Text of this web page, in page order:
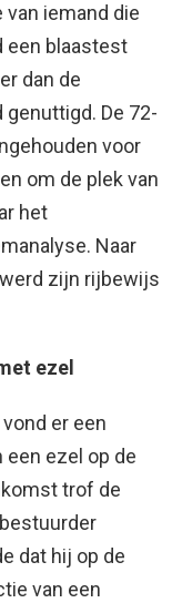
iemand die
een blaastest
dan de
De 72-
voor
om de plek van
het
Naar
zijn rijbewijs
ezel
er een
een ezel op de
trof de
dat hij op de
van een